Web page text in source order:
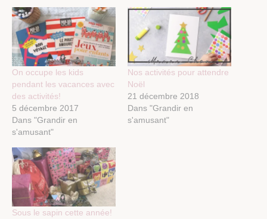
On occupe les kids
pendant les vacances avec
des activités!
5 décembre 2017
Dans "Grandir en
s'amusant"
Nos activités pour attendre
Noël
21 décembre 2018
Dans "Grandir en
s'amusant"
Sous le sapin cette année!